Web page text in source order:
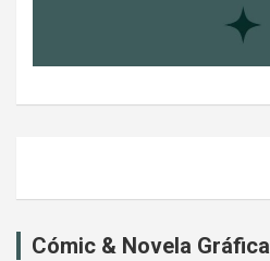
Cómic & Novela Gráfica